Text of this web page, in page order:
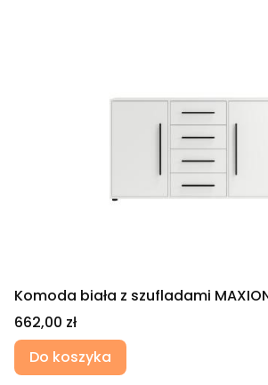
Komoda biała z szufladami
Cena
662,00 zł
Do koszyka